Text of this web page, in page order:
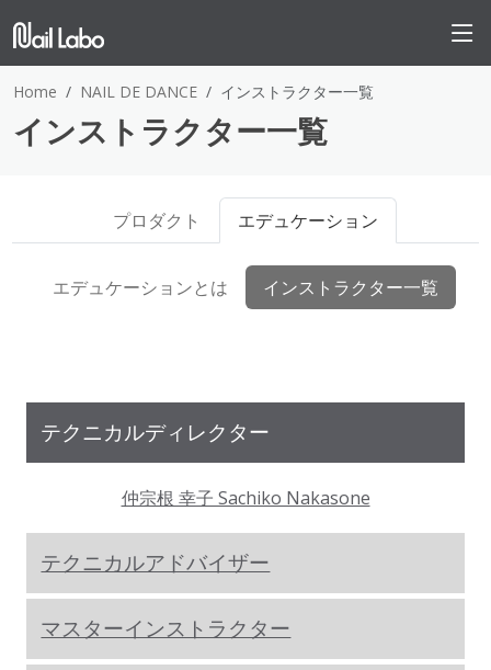
Home NAIL DE DANCE インストラクター一覧
インストラクター一覧
プロダクト エデュケーション
エデュケーションとは インストラクター一覧
テクニカルディレクター
仲宗根 幸子 Sachiko Nakasone
テクニカルアドバイザー
マスターインストラクター